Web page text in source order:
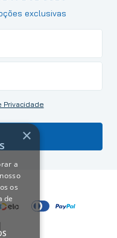
exclusivas
Privacidade
×
a
os
de